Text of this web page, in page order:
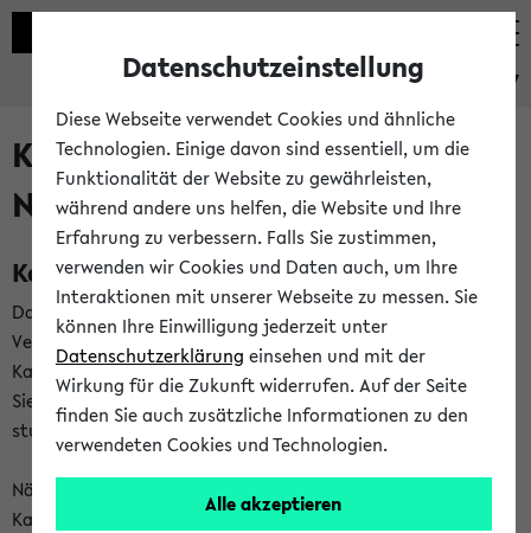
eKVV
Kalenderintegration und
Newsfeeds
Kalenderintegration
Das eKVV bietet Ihnen die Möglichkeit,
Veranstaltungstermine in eine Vielzahl von
Kalenderanwendungen einzubinden. Auf diese Weise können
Sie einen gemeinsamen Überblick über Ihre privaten und
studienbezogenen Termine erhalten.
Näheres zu Vorteilen und Funktionsweise der
Kalenderintegration können Sie auf unserer
Datenschutzeinstellung
Diese Webseite verwendet Cookies und ähnliche
Technologien. Einige davon sind essentiell, um die
Funktionalität der Website zu gewährleisten,
während andere uns helfen, die Website und Ihre
Erfahrung zu verbessern. Falls Sie zustimmen,
verwenden wir Cookies und Daten auch, um Ihre
Interaktionen mit unserer Webseite zu messen. Sie
können Ihre Einwilligung jederzeit unter
Datenschutzerklärung einsehen und mit der
Wirkung für die Zukunft widerrufen. Auf der Seite
finden Sie auch zusätzliche Informationen zu den
verwendeten Cookies und Technologien.
Alle akzeptieren